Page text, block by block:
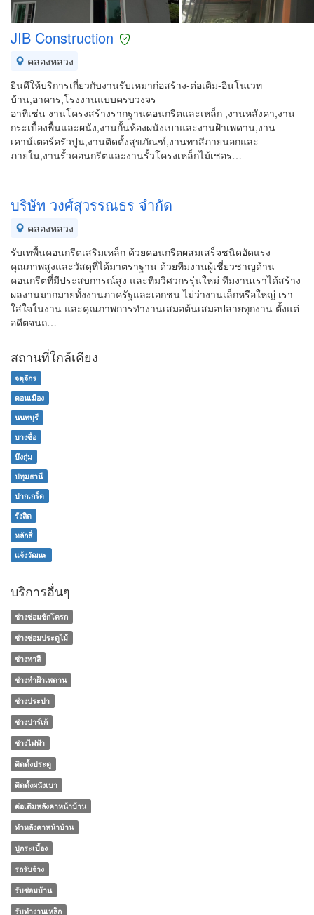
JIB Construction
คลองหลวง
ยินดีให้บริการเกี่ยวกับงานรับเหมาก่อสร้าง-ต่อเติม-อินโนเวท
บ้าน,อาคาร,โรงงานแบบครบวงจร
อาทิเช่น งานโครงสร้างรากฐานคอนกรีตและเหล็ก ,งานหลังคา,งาน
กระเบื้องพื้นและผนัง,งานกั้นห้องผนังเบาและงานฝ้าเพดาน,งาน
เคาน์เตอร์ครัวปูน,งานติดตั้งสุขภัณฑ์,งานทาสีภายนอกและ
ภายใน,งานรั้วคอนกรีตและงานรั้วโครงเหล็กไม้เชอร…
บริษัท วงศ์สุวรรณธร จำกัด
คลองหลวง
รับเทพื้นคอนกรีตเสริมเหล็ก ด้วยคอนกรีตผสมเสร็จชนิดอัดแรง
คุณภาพสูงและวัสดุที่ได้มาตราฐาน ด้วยทีมงานผู้เชี่ยวชาญด้าน
คอนกรีตที่มีประสบการณ์สูง และทีมวิศวกรรุ่นใหม่ ทีมงานเราได้สร้าง
ผลงานมากมายทั้งงานภาครัฐและเอกชน ไม่ว่างานเล็กหรือใหญ่ เรา
ใส่ใจในงาน และคุณภาพการทำงานเสมอต้นเสมอปลายทุกงาน ตั้งแต่
อดีตจนถ…
สถานที่ใกล้เคียง
จตุจักร
ดอนเมือง
นนทบุรี
บางซื่อ
บึงกุ่ม
ปทุมธานี
ปากเกร็ด
รังสิต
หลักสี่
แจ้งวัฒนะ
บริการอื่นๆ
ช่างซ่อมชักโครก
ช่างซ่อมประตูไม้
ช่างทาสี
ช่างทําฝ้าเพดาน
ช่างประปา
ช่างปาร์เก้
ช่างไฟฟ้า
ติดตั้งประตู
ติดตั้งผนังเบา
ต่อเติมหลังคาหน้าบ้าน
ทําหลังคาหน้าบ้าน
ปูกระเบื้อง
รถรับจ้าง
รับซ่อมบ้าน
รับทำงานเหล็ก